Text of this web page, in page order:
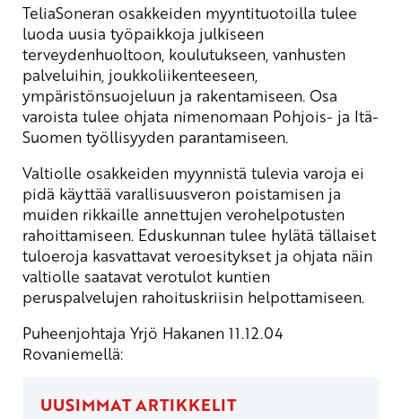
TeliaSoneran osakkeiden myyntituotoilla tulee
luoda uusia työpaikkoja julkiseen
terveydenhuoltoon, koulutukseen, vanhusten
palveluihin, joukkoliikenteeseen,
ympäristönsuojeluun ja rakentamiseen. Osa
varoista tulee ohjata nimenomaan Pohjois- ja Itä-
Suomen työllisyyden parantamiseen.
Valtiolle osakkeiden myynnistä tulevia varoja ei
pidä käyttää varallisuusveron poistamisen ja
muiden rikkaille annettujen verohelpotusten
rahoittamiseen. Eduskunnan tulee hylätä tällaiset
tuloeroja kasvattavat veroesitykset ja ohjata näin
valtiolle saatavat verotulot kuntien
peruspalvelujen rahoituskriisin helpottamiseen.
Puheenjohtaja Yrjö Hakanen 11.12.04
Rovaniemellä:
UUSIMMAT ARTIKKELIT